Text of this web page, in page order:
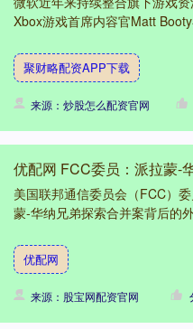
Xbox游戏首席内容官Matt
聚财略配资APP下载
来源：炒股怎么配资官网
优配网 FCC委员：派拉蒙-
美国联邦通信委员会（FCC）
蒙-华纳兄弟探索合并案背后的
优配网
来源：股宝网配资官网